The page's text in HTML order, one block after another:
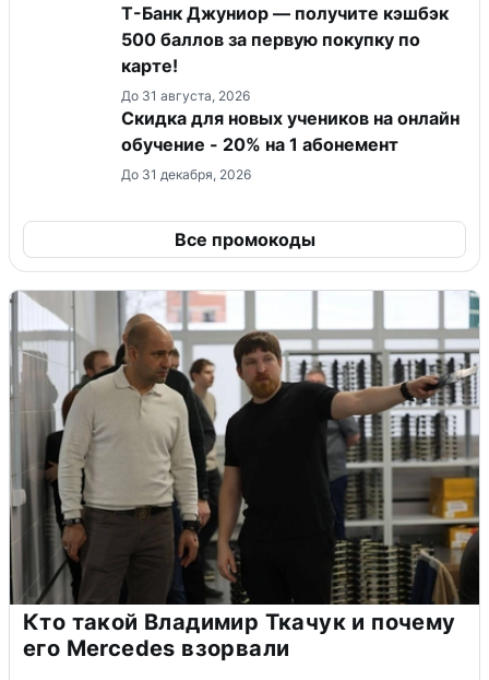
Т-Банк Джуниор — получите кэшбэк
500 баллов за первую покупку по
карте!
До 31 августа, 2026
Скидка для новых учеников на онлайн
обучение - 20% на 1 абонемент
До 31 декабря, 2026
Все промокоды
Кто такой Владимир Ткачук и почему
его Mercedes взорвали